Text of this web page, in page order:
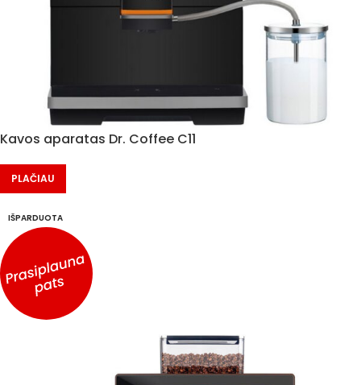
Kavos aparatas Dr. Coffee C11
PLAČIAU
IŠPARDUOTA